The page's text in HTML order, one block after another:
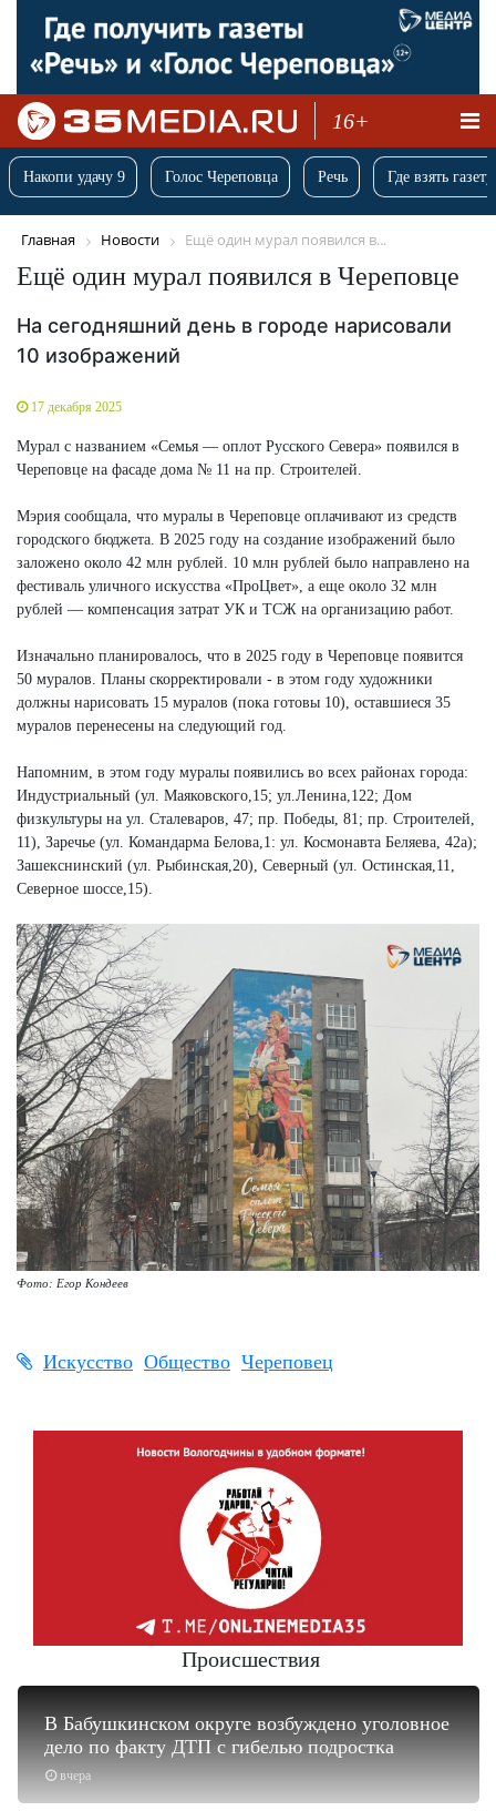
16+
Накопи удачу 9 Голос Череповца Речь Где взять
Главная Новости Ещё один мурал появился в...
Ещё один мурал появился в Череповце
На сегодняшний день в городе нарисовали
10 изображений
17 декабря 2025
Мурал с названием «Семья — оплот Русского Севера» появился в
Череповце на фасаде дома № 11 на пр. Строителей.
Мэрия сообщала, что муралы в Череповце оплачивают из средств
городского бюджета. В 2025 году на создание изображений было
заложено около 42 млн рублей. 10 млн рублей было направлено на
фестиваль уличного искусства «ПроЦвет», а еще около 32 млн
рублей — компенсация затрат УК и ТСЖ на организацию работ.
Изначально планировалось, что в 2025 году в Череповце появится
50 муралов. Планы скорректировали - в этом году художники
должны нарисовать 15 муралов (пока готовы 10), оставшиеся 35
муралов перенесены на следующий год.
Напомним, в этом году муралы появились во всех районах города:
Индустриальный (ул. Маяковского,15; ул.Ленина,122; Дом
физкультуры на ул. Сталеваров, 47; пр. Победы, 81; пр. Строителей,
11), Заречье (ул. Командарма Белова,1: ул. Космонавта Беляева, 42а);
Зашекснинский (ул. Рыбинская,20), Северный (ул. Остинская,11,
Северное шоссе,15).
Фото: Егор Кондеев
Искусство Общество Череповец
Происшествия
вчера
В Бабушкинском округе возбуждено уголовное
дело по факту ДТП с гибелью подростка